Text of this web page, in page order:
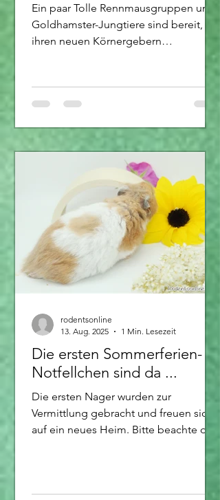
Ein paar Tolle Rennmausgruppen und
Goldhamster-Jungtiere sind bereit, zu
ihren neuen Körnergebern
Die ersten Sommerferien-
Notfellchen sind da ...
Die ersten Nager wurden zur
Vermittlung gebracht und freuen sich
auf ein neues Heim. Bitte beachte die
rodentsonline
13. Aug. 2025
1 Min. Lesezeit